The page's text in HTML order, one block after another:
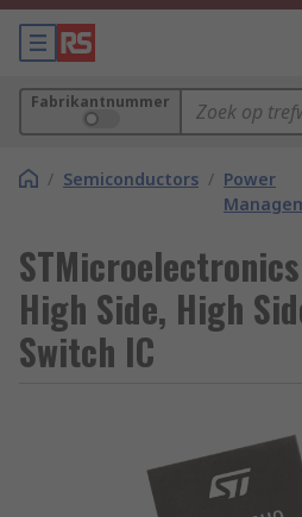
Fabrikantnummer
/ Semiconductors / Power
High Side, High
Switch IC